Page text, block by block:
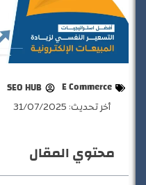
E Commerce
SEO HUB
أخر تحديث: 31/07/2025
محتوي المقال